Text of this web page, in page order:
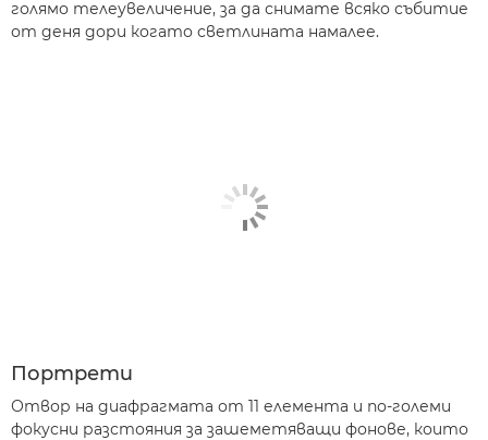
голямо телеувеличение, за да снимате всяко събитие
от деня дори когато светлината намалее.
Портрети
Отвор на диафрагмата от 11 елемента и по-големи
фокусни разстояния за зашеметяващи фонове, които